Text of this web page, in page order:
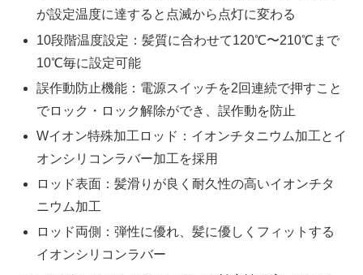
が設定温度に達すると点滅から点灯に変わる
10段階温度設定：髪質に合わせて120℃〜210℃まで
10℃毎に設定可能
誤作動防止機能：電源スイッチを2回連続で押すこと
でロック・ロック解除ができ、誤作動を防止
Wイオン特殊加工ロッド：イオンチタニウム加工とイ
オンシリコンラバー加工を採用
ロッド表面：髪滑りが良く耐久性の高いイオンチタ
ニウム加工
ロッド両側：弾性に優れ、髪に優しくフィットする
イオンシリコンラバー